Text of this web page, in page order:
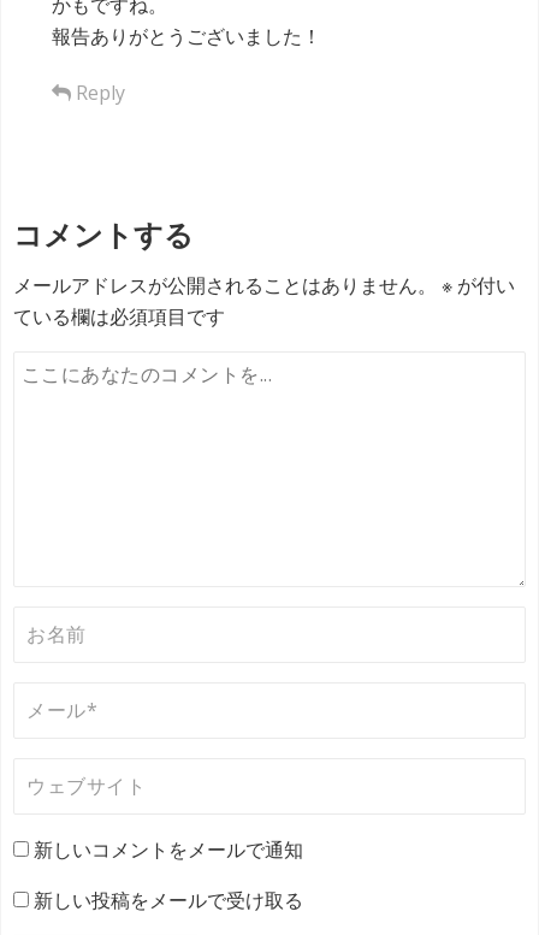
報告ありがとうございました！
Reply
コメントする
メールアドレスが公開されることはありません。 ※ が付い
ている欄は必須項目です
新しいコメントをメールで通知
新しい投稿をメールで受け取る